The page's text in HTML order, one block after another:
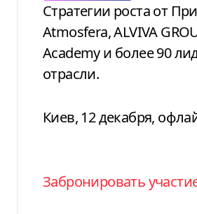
Стратегии роста от ПриватБанка,
Atmosfera, ALVIVA
Academy и более 90
отрасли.
Киев, 12 декабря,
Забронировать